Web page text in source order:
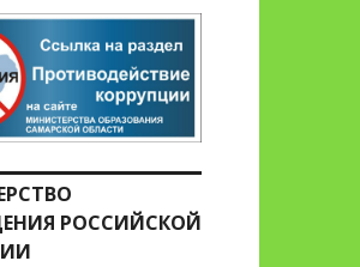
РОССИЙСКОЙ